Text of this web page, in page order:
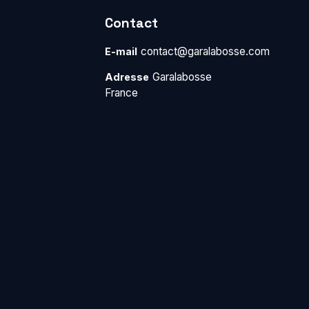
Contact
E-mail contact@garalabosse.com
Adresse Garalabosse
France